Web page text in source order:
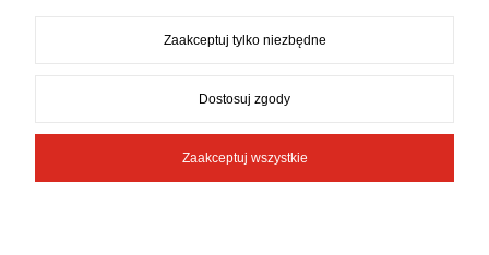
MOJE KONTO
INFORMACJE
Zaakceptuj tylko niezbędne
Dostosuj zgody
Zaakceptuj wszystkie